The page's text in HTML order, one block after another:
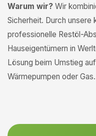
Warum wir? Wir
Sicherheit. Durch unsere
professionelle Restöl-
Hauseigentümern in
Lösung beim Umstieg
Wärmepumpen oder Gas.